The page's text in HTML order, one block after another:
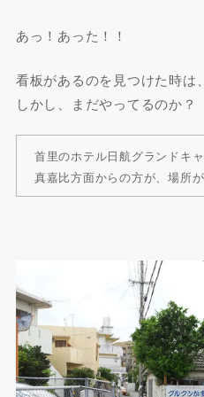
あっ！あった！！
看板があるのを見つけた時は
しかし、まだやってるのか？
首里のホテル日航グランドキ
真嘉比方面からの方が、場所